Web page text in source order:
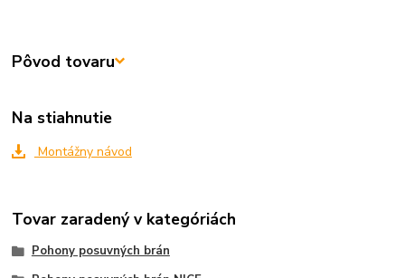
Pôvod tovaru
Na stiahnutie
Montážny návod
Tovar zaradený v kategóriách
Pohony posuvných brán